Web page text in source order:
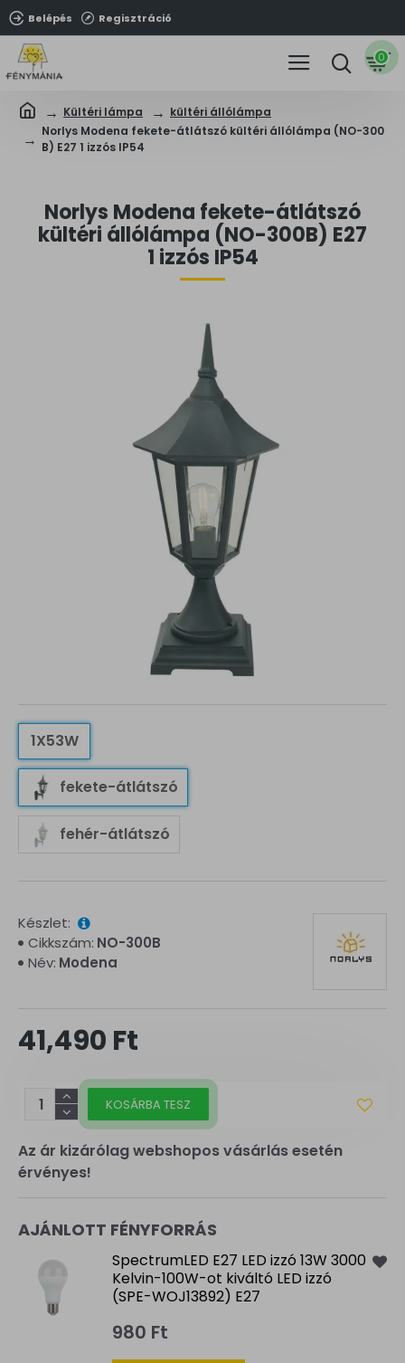
Belépés Regisztráció
0
Kültéri lámpa
kültéri állólámpa
Norlys Modena fekete-átlátszó kültéri állólámpa (NO-300
B) E27 1 izzós IP54
Norlys Modena fekete-átlátszó
kültéri állólámpa (NO-300B) E27
1 izzós IP54
Az ár kizárólag webshopos vásárlás esetén
érvényes!
1X53W
fekete-átlátszó
fehér-átlátszó
41,490 Ft
Készlet:
Cikkszám: NO-300B
Név: Modena
KOSÁRBA TESZ
AJÁNLOTT FÉNYFORRÁS
SpectrumLED E27 LED izzó 13W 3000
Kelvin-100W-ot kiváltó LED izzó
(SPE-WOJ13892) E27
980 Ft